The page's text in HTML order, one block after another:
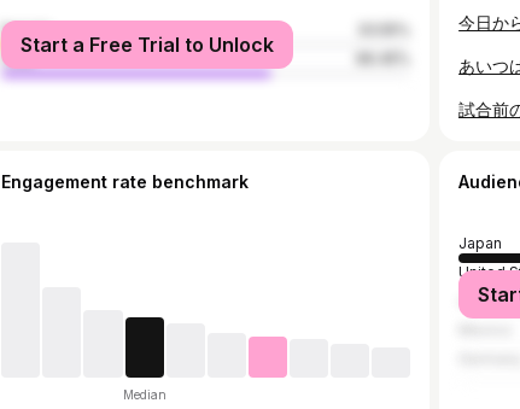
female
male
Start a Free Trial to Unlock
あいつ
Engagement rate benchmark
Median
Japan
United
United